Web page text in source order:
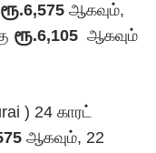
ரூ.6,575 ஆகவும்,
ரூ.6,105 ஆகவும்
) 24 காரட்
ஆகவும், 22